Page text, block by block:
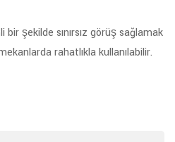
şekilde sınırsız görüş sağlamak
rahatlıkla kullanılabilir.